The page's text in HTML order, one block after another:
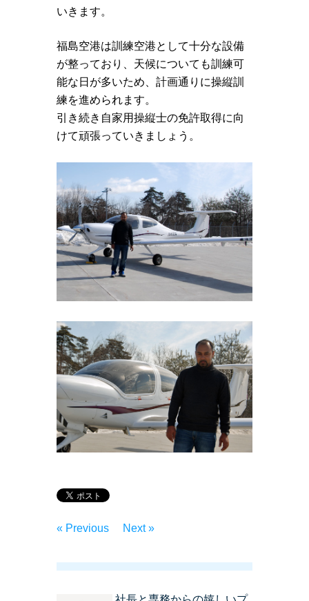
いきます。
福島空港は訓練空港として十分な設備
が整っており、天候についても訓練可
能な日が多いため、計画通りに操縦訓
練を進められます。
引き続き自家用操縦士の免許取得に向
けて頑張っていきましょう。
« Previous Next »